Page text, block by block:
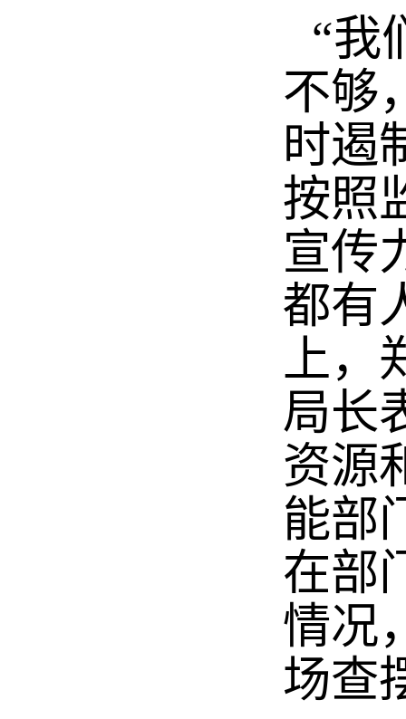
“我
不够
时遏
按照
宣传
都有
上，
局长
资源
能部
在部
情况
场查